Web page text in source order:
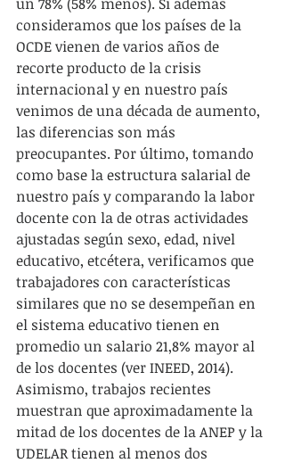
consideramos que los países de la
OCDE vienen de varios años de
recorte producto de la crisis
internacional y en nuestro país
venimos de una década de aumento,
las diferencias son más
preocupantes. Por último, tomando
como base la estructura salarial de
nuestro país y comparando la labor
docente con la de otras actividades
ajustadas según sexo, edad, nivel
educativo, etcétera, verificamos que
trabajadores con características
similares que no se desempeñan en
el sistema educativo tienen en
promedio un salario 21,8% mayor al
de los docentes (ver INEED, 2014).
Asimismo, trabajos recientes
muestran que aproximadamente la
mitad de los docentes de la ANEP y la
UDELAR tienen al menos dos